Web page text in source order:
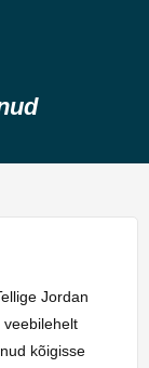
Jordan
veebilehelt
kõigisse